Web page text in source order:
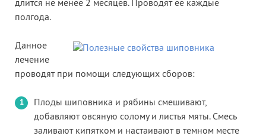
длится не менее 2 месяцев. Проводят ее каждые
полгода.
Данное
лечение
проводят при помощи следующих сборов:
Плоды шиповника и рябины смешивают,
добавляют овсяную солому и листья мяты. Смесь
заливают кипятком и настаивают в темном месте